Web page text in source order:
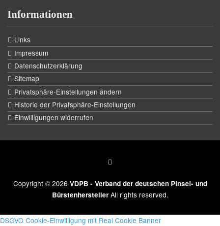
Informationen
Links
Impressum
Datenschutzerklärung
Sitemap
Privatsphäre-Einstellungen ändern
Historie der Privatsphäre-Einstellungen
Einwilligungen widerrufen
Copyright © 2026 VDPB - Verband der deutschen Pinsel- und
BürstenherstellerAll rights reserved.
DSGVO Cookie-Einwilligung mit Real Cookie Banner